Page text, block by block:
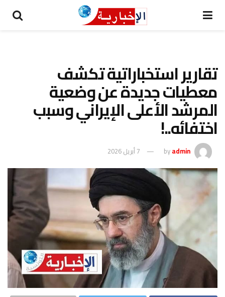
تقارير استخباراتية تكشف
معطيات جديدة عن وضعية
المرشد الأعلى الإيراني وسبب
اختفائه..!
byadmin 7 أبريل 2026